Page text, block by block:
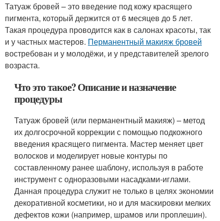
Татуаж бровей – это введение под кожу красящего
пигмента, который держится от 6 месяцев до 5 лет.
Такая процедура проводится как в салонах красоты, так
и у частных мастеров. Перманентный макияж бровей
востребован и у молодёжи, и у представителей зрелого
возраста.
Что это такое? Описание и назначение
процедуры
Татуаж бровей (или перманентный макияж) – метод
их долгосрочной коррекции с помощью подкожного
введения красящего пигмента. Мастер меняет цвет
волосков и моделирует новые контуры по
составленному ранее шаблону, используя в работе
инструмент с одноразовыми насадками-иглами.
Данная процедура служит не только в целях экономии
декоративной косметики, но и для маскировки мелких
дефектов кожи (например, шрамов или проплешин).